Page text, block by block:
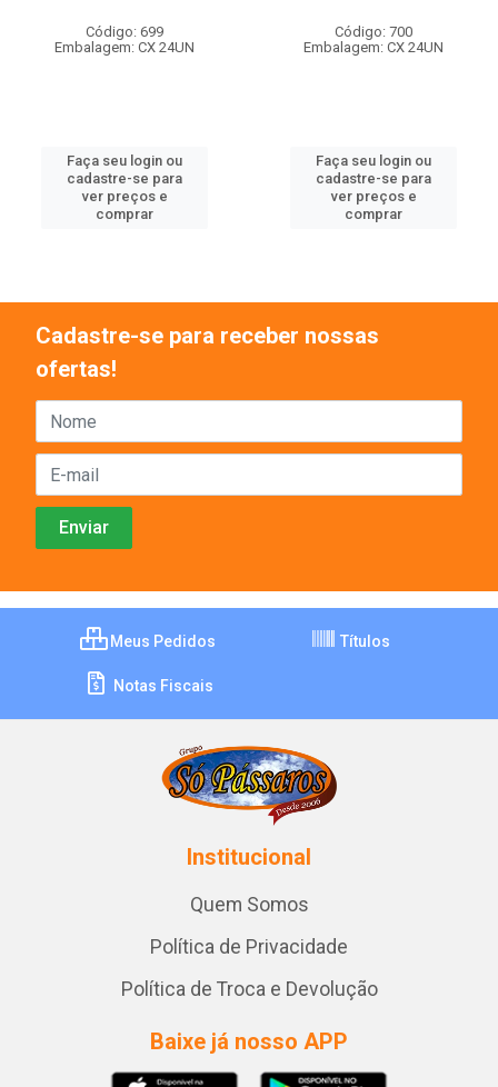
Código: 699
Embalagem: CX 24UN
Faça seu login ou
cadastre-se para
ver preços e
comprar
Código: 700
Embalagem: CX 24UN
Faça seu login ou
cadastre-se para
ver preços e
comprar
Cadastre-se para receber nossas
ofertas!
Meus Pedidos Títulos
Notas Fiscais
Institucional
Quem Somos
Política de Privacidade
Política de Troca e Devolução
Baixe já nosso APP